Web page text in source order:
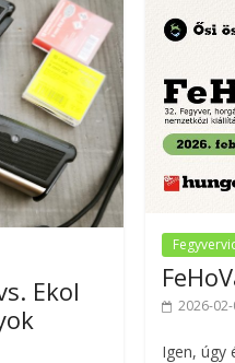
Ekol
2026-
Igen, úgy